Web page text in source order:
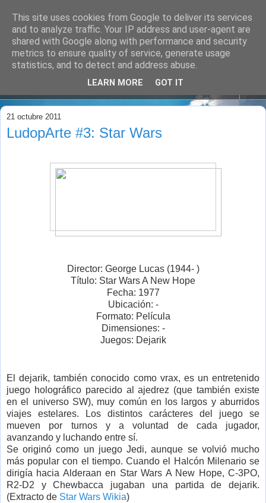
21 octubre 2011
LudopArte #3: Star Wars
Director: George Lucas (1944- )
Título: Star Wars A New Hope
Fecha: 1977
Ubicación: -
Formato: Película
Dimensiones: -
Juegos: Dejarik
El dejarik, también conocido como vrax, es un entretenido
juego holográfico parecido al ajedrez (que también existe
en el universo SW), muy común en los largos y aburridos
viajes estelares. Los distintos carácteres del juego se
mueven por turnos y a voluntad de cada jugador,
avanzando y luchando entre sí.
Se originó como un juego Jedi, aunque se volvió mucho
más popular con el tiempo. Cuando el Halcón Milenario se
dirigía hacia Alderaan en Star Wars A New Hope, C-3PO,
R2-D2 y Chewbacca jugaban una partida de dejarik.
(Extracto de Star Wars Wikia)
This site uses cookies from Google to deliver its services
and to analyze traffic. Your IP address and user-agent are
shared with Google along with performance and security
metrics to ensure quality of service, generate usage
statistics, and to detect and address abuse.
LEARN MORE GOT IT